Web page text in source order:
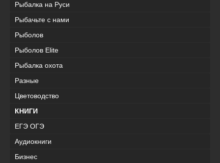
Рыбалка на Руси
Рыбачьте с нами
Рыболов
Рыболов Elite
Рыбалка охота
Разные
Цветоводство
КНИГИ
ЕГЭ ОГЭ
Аудиокниги
Бизнес